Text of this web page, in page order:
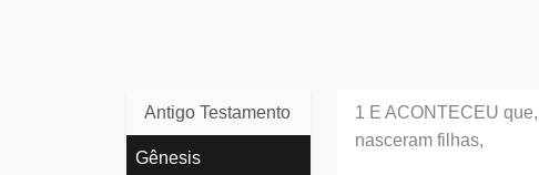
Antigo Testamento
Gênesis
1 E ACONTECEU
nasceram filhas,